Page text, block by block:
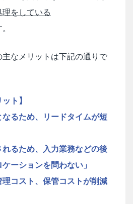
をしている
主なメリットは下記の通りで
ト】
なるため、リードタイムが短
れるため、入力業務などの後
ーションを問わない」
理コスト、保管コストが削減